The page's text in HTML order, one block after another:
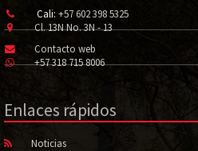
Cali: +57 602 398 5325
Cl. 13N No. 3N - 13
Contacto web
+57 318 715 8006
Enlaces rápidos
Noticias